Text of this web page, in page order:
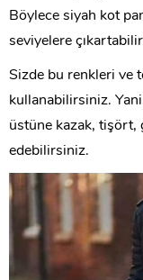
Böylece siyah kot
seviyelere
Sizde bu renkleri ve
kullanabilirsiniz.
üstüne kazak, tişört,
edebilirsiniz.